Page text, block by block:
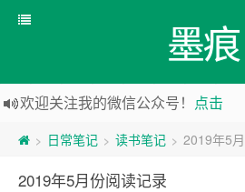
墨痕
欢迎关注我的微信公众号！ 点击
> 日常笔记 > 读书笔记 > 2019年5
2019年5月份阅读记录